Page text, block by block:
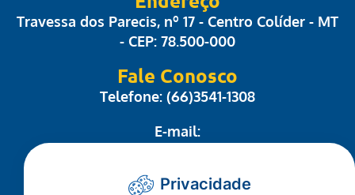
Travessa dos Parecis, nº 17 - Centro Colíder - MT
- CEP: 78.500-000
Fale Conosco
Telefone: (66)3541-1308
E-mail:
administrativo@camaracolider.mt.gov.br
Privacidade